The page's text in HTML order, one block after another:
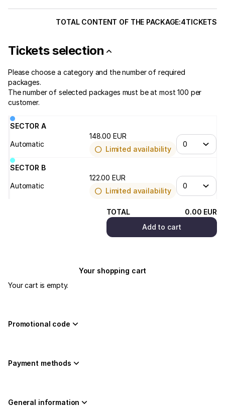
TOTAL CONTENT OF THE PACKAGE:4TICKETS
Tickets selection
Please choose a category and the number of required
packages.
The number of selected packages must be at most100 per
customer.
SECTOR A
Automatic
148.00 EUR
Limited availability
SECTOR B
Automatic
122.00 EUR
Limited availability
TOTAL 0.00 EUR
Add to cart
(¹) We do our
Your shopping cart
Your cart is empty.
Promotional code
Payment methods
General information